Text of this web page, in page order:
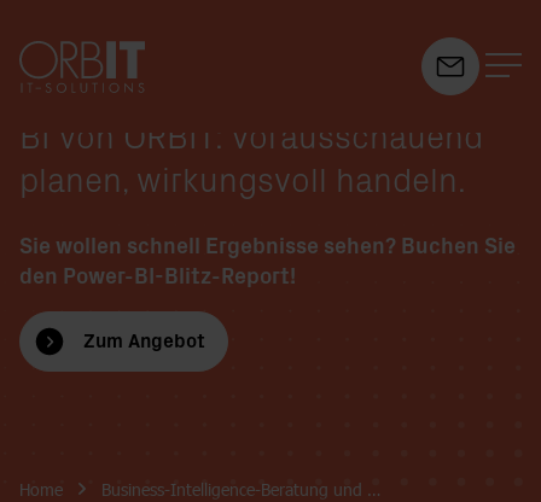
Suchfeld
Suchen
BI von ORBIT: vorausschauend
planen, wirkungsvoll handeln.
Sie wollen schnell Ergebnisse sehen? Buchen Sie
den Power-BI-Blitz-Report!
Zum Angebot
Breadcrumb-Navigation
Home Business-Intelligence-Beratung und …